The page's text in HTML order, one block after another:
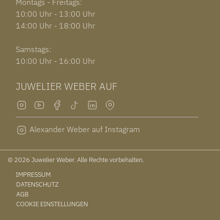
Montags - Freitags:
10:00 Uhr - 13:00 Uhr
14:00 Uhr - 18:00 Uhr
Samstags:
10:00 Uhr - 16:00 Uhr
JUWELIER WEBER AUF
Alexander Weber auf Instagram
© 2026 Juwelier Weber. Alle Rechte vorbehalten.
IMPRESSUM
DATENSCHUTZ
AGB
COOKIE EINSTELLUNGEN